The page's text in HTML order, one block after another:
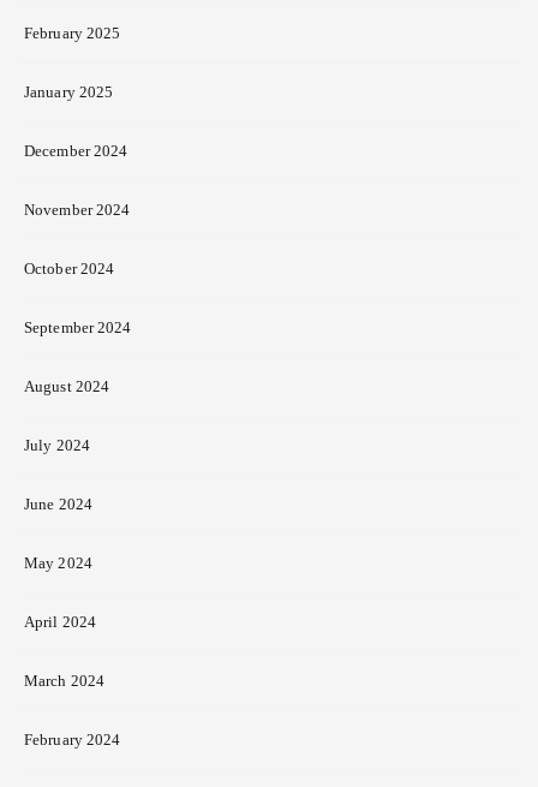
February 2025
January 2025
December 2024
November 2024
October 2024
September 2024
August 2024
July 2024
June 2024
May 2024
April 2024
March 2024
February 2024